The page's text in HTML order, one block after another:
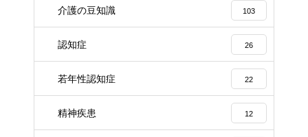
介護の豆知識 103
認知症 26
若年性認知症 22
精神疾患 12